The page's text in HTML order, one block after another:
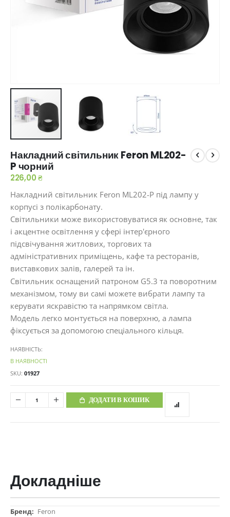
до
початку
галереї
Накладний світильник Feron ML202-
P чорний
226,00 ₴
Накладний світильник Feron ML202-P під лампу у
корпусі з полікарбонату.
Світильники може використовуватися як основне, так
і акцентне освітлення у сфері інтер'єрного
підсвічування житлових, торгових та
адміністративних приміщень, кафе та ресторанів,
виставкових залів, галерей та ін.
Світильник оснащений патроном G5.3 та поворотним
механізмом, тому ви самі можете вибрати лампу та
керувати яскравістю та напрямком світла.
Модель легко монтується на поверхню, а лампа
фіксується за допомогою спеціального кільця.
НАЯВНІСТЬ:
В НАЯВНОСТІ
SKU 01927
ДОДАТИ В КОШИК
Докладніше
Докладніше
Feron